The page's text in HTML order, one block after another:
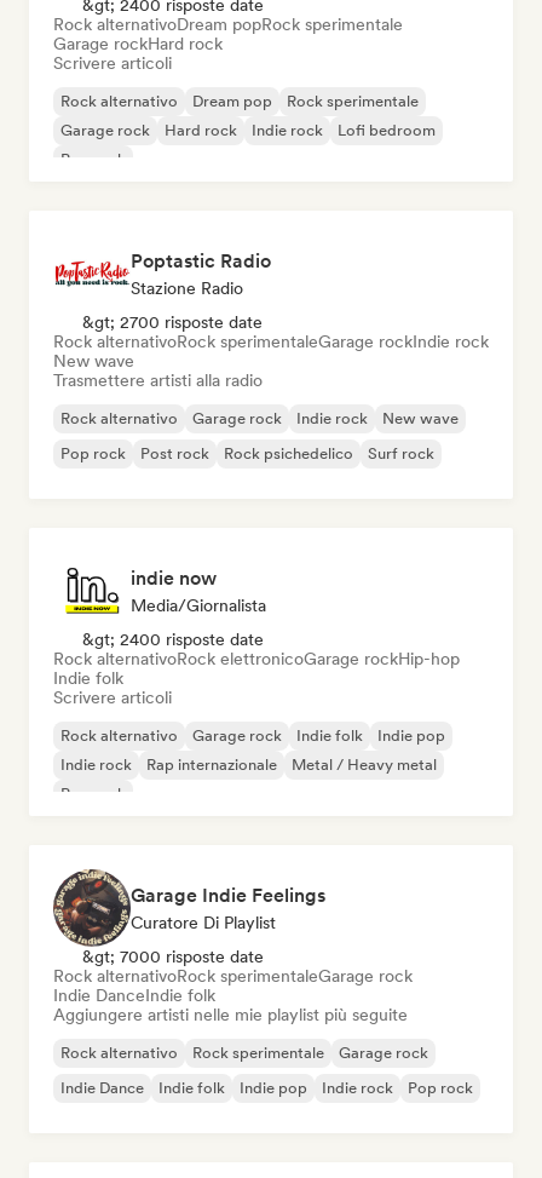
&gt; 2400 risposte date
Rock alternativoDream popRock sperimentale
Garage rockHard rock
Scrivere articoli
Rock alternativo Dream pop
Rock sperimentale
Garage rock
Hard rock Indie rock
Lofi bedroom
Pop rock
Poptastic Radio
Stazione Radio
&gt; 2700 risposte date
Rock alternativoRock sperimentaleGarage rockIndie rock
New wave
Trasmettere artisti alla radio
Rock alternativo Garage rock Indie rock
New wave
Pop rock
Post rock Rock psichedelico Surf rock
indie now
Media/Giornalista
&gt; 2400 risposte date
Rock alternativoRock elettronicoGarage rockHip-hop
Indie folk
Scrivere articoli
Rock alternativo Garage rock Indie folk
Indie pop
Indie rock
Rap internazionale
Metal / Heavy metal
Pop rock
Garage Indie Feelings
Curatore Di Playlist
&gt; 7000 risposte date
Rock alternativoRock sperimentaleGarage rock
Indie DanceIndie folk
Aggiungere artisti nelle mie playlist più seguite
Rock alternativo Rock sperimentale
Garage rock
Indie Dance
Indie folk Indie pop Indie rock Pop rock